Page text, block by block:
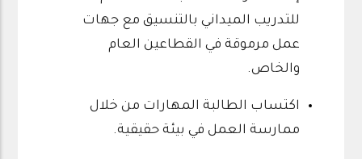
للتدريب الميداني بالتنسيق مع جهات
عمل مرموقة في القطاعين العام
والخاص.
اكتساب الطالبة المهارات من خلال
ممارسة العمل في بيئة حقيقية.